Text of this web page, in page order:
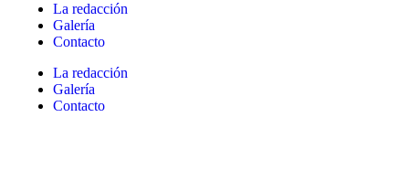
La redacción
Galería
Contacto
La redacción
Galería
Contacto